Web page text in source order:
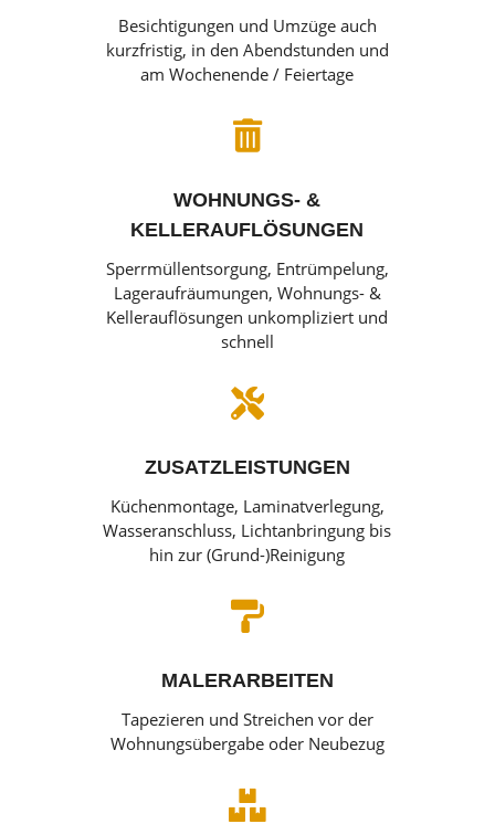
Besichtigungen und Umzüge auch
kurzfristig, in den Abendstunden und
am Wochenende / Feiertage

WOHNUNGS- &
KELLERAUFLÖSUNGEN
Sperrmüllentsorgung, Entrümpelung,
Lageraufräumungen, Wohnungs- &
Kellerauflösungen unkompliziert und
schnell

ZUSATZLEISTUNGEN
Küchenmontage, Laminatverlegung,
Wasseranschluss, Lichtanbringung bis
hin zur (Grund-)Reinigung

MALERARBEITEN
Tapezieren und Streichen vor der
Wohnungsübergabe oder Neubezug
